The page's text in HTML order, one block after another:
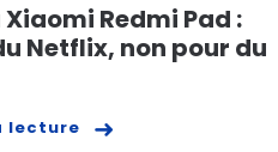
Redmi Pad :
Netflix, non pour du
lecture